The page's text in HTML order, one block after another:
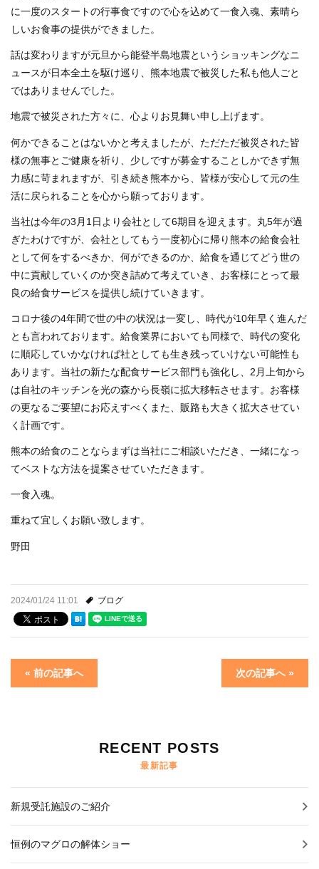
に一度のスタートの行事食ですので心を込めて一食入魂、素晴ら
しいお食事の提供ができました。
話は変わりますが元旦から能登半島地震というショッキングなニ
ュースが日本全土を駆け巡り、熊本地震で被災した私も他人ごと
ではありませんでした。
地震で被災された方々に、心よりお見舞い申し上げます。
何かできることはないかと考えましたが、ただただ被災された皆
様の無事とご健康を祈り、少しですが募金することしかできず無
力感に苛まれますが、引き続き熊本から、皆様が安心して元の生
活に戻られることを心から願っております。
当社は今年の3月1日より会社として6期目を迎えます。丸5年が過
ぎたわけですが、会社としてもう一度初心に帰り熊本の給食会社
として何をするべきか、何ができるのか、給食を通じてどう世の
中に貢献していくのか突き詰めて考えていき、お客様にとって最
良の給食サービスを提供し続けていきます。
コロナ後の4年間で世の中の状況は一変し、時代が10年早く進んだ
とも言われております。給食業界においても同様で、時代の変化
に順応していかなければ社としても生き残っていけない可能性も
あります。当社の新たな配食サービス部門も強化し、2月上旬から
は自社のキッチンを光の森から長嶺に拡大移転させます。お客様
の更なるご要望にお応えすべくまた、販路も大きく拡大させてい
く計画です。
熊本の給食のことならまずは当社にご相談いただき、一緒になっ
てベストな方法を提案させていただきます。
一食入魂。
重ねて宜しくお願い致します。
野田
2024/01/24 11:01 ブログ
« 前の記事へ 次の記事へ »
RECENT POSTS
最新記事
新規受託施設のご紹介
恒例のマグロの解体ショー